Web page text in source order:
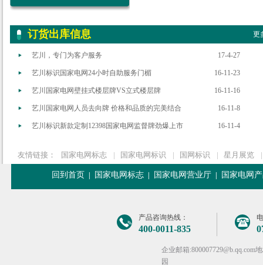
订货出库信息 更
艺川，专门为客户服务 17-4-27
艺川标识国家电网24小时自助服务门楣 16-11-23
艺川国家电网壁挂式楼层牌VS立式楼层牌 16-11-16
艺川国家电网人员去向牌 价格和品质的完美结合 16-11-8
艺川标识新款定制12398国家电网监督牌劲爆上市 16-11-4
友情链接： 国家电网标志 | 国家电网标识 | 国网标识 | 星月展览 |
回到首页 国家电网标志 国家电网营业厅 国家电网
产品咨询热线：
400-0011-835
企业邮箱
园